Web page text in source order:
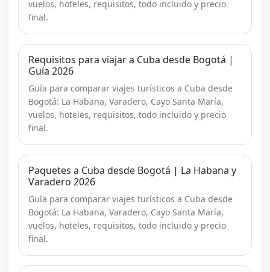
vuelos, hoteles, requisitos, todo incluido y precio
final.
Requisitos para viajar a Cuba desde Bogotá |
Guía 2026
Guía para comparar viajes turísticos a Cuba desde
Bogotá: La Habana, Varadero, Cayo Santa María,
vuelos, hoteles, requisitos, todo incluido y precio
final.
Paquetes a Cuba desde Bogotá | La Habana y
Varadero 2026
Guía para comparar viajes turísticos a Cuba desde
Bogotá: La Habana, Varadero, Cayo Santa María,
vuelos, hoteles, requisitos, todo incluido y precio
final.